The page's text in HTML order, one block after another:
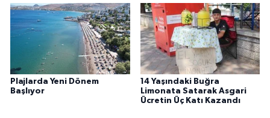
Plajlarda Yeni Dönem
Başlıyor
14 Yaşındaki Buğra
Limonata Satarak Asgari
Ücretin Üç Katı Kazandı